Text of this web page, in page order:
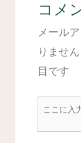
コメ
メール
りません
目です
こ